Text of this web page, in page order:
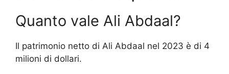
Quanto vale Ali Abdaal?
Il patrimonio netto di Ali Abdaal nel 2023 è di 4
milioni di dollari.